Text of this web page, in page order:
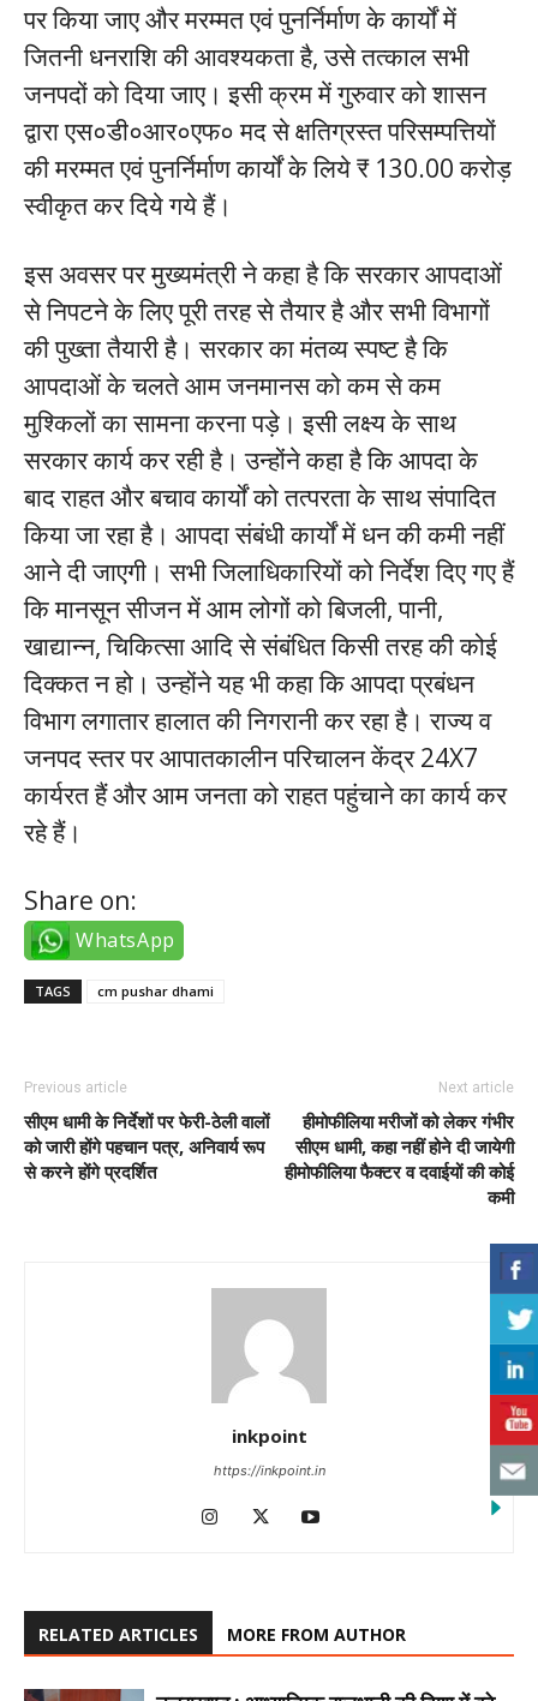
पर किया जाए और मरम्मत एवं पुनर्निर्माण के कार्यों में
जितनी धनराशि की आवश्यकता है, उसे तत्काल सभी
जनपदों को दिया जाए। इसी क्रम में गुरुवार को शासन
द्वारा एस०डी०आर०एफ० मद से क्षतिग्रस्त परिसम्पत्तियों
की मरम्मत एवं पुनर्निर्माण कार्यों के लिये ₹ 130.00 करोड़
स्वीकृत कर दिये गये हैं।
इस अवसर पर मुख्यमंत्री ने कहा है कि सरकार आपदाओं
से निपटने के लिए पूरी तरह से तैयार है और सभी विभागों
की पुख्ता तैयारी है। सरकार का मंतव्य स्पष्ट है कि
आपदाओं के चलते आम जनमानस को कम से कम
मुश्किलों का सामना करना पड़े। इसी लक्ष्य के साथ
सरकार कार्य कर रही है। उन्होंने कहा है कि आपदा के
बाद राहत और बचाव कार्यों को तत्परता के साथ संपादित
किया जा रहा है। आपदा संबंधी कार्यों में धन की कमी नहीं
आने दी जाएगी। सभी जिलाधिकारियों को निर्देश दिए गए हैं
कि मानसून सीजन में आम लोगों को बिजली, पानी,
खाद्यान्न, चिकित्सा आदि से संबंधित किसी तरह की कोई
दिक्कत न हो। उन्होंने यह भी कहा कि आपदा प्रबंधन
विभाग लगातार हालात की निगरानी कर रहा है। राज्य व
जनपद स्तर पर आपातकालीन परिचालन केंद्र 24X7
कार्यरत हैं और आम जनता को राहत पहुंचाने का कार्य कर
रहे हैं।
Share on:
WhatsApp
TAGS cm pushar dhami
Previous article
सीएम धामी के निर्देशों पर फेरी-ठेली वालों
को जारी होंगे पहचान पत्र, अनिवार्य रूप
से करने होंगे प्रदर्शित
Next article
हीमोफीलिया मरीजों को लेकर गंभीर
सीएम धामी, कहा नहीं होने दी जायेगी
हीमोफीलिया फैक्टर व दवाईयों की कोई
कमी
inkpoint
https://inkpoint.in
RELATED ARTICLES MORE FROM AUTHOR